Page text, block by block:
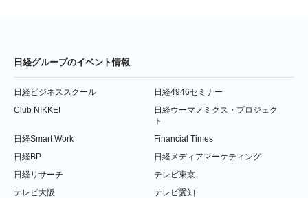
日経グループのイベント情報
日経ビジネススクール
日経4946セミナー
Club NIKKEI
日経ウーマノミクス・プロジェク
ト
日経Smart Work
Financial Times
日経BP
日経メディアマーケティング
日経リサーチ
テレビ東京
テレビ大阪
テレビ愛知